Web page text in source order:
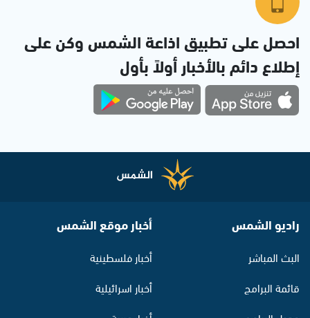
احصل على تطبيق اذاعة الشمس وكن على
إطلاع دائم بالأخبار أولاً بأول
راديو الشمس
البث المباشر
قائمة البرامج
أخبار موقع الشمس
أخبار فلسطينية
أخبار اسرائيلية